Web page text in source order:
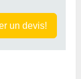
un devis!